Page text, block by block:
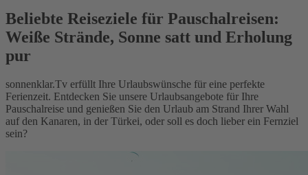
Beliebte Reiseziele für Pauschalreisen:
Weiße Strände, Sonne satt und Erholung
pur
sonnenklar.Tv erfüllt Ihre Urlaubswünsche für eine perfekte
Ferienzeit. Entdecken Sie unsere Urlaubsangebote für Ihre
Pauschalreise und genießen Sie den Urlaub am Strand Ihrer Wahl
auf den Kanaren, in der Türkei, oder soll es doch lieber ein Fernziel
sein?